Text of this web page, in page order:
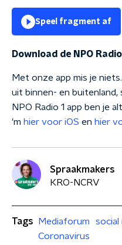
Speel fragment af
Download de NPO
Met onze app mis je
uit binnen- en
NPO Radio 1 app ben je
'm hier voor iOS en hier
Spraakmakers
KRO-NCRV
Tags Mediaforum social
Coronavirus